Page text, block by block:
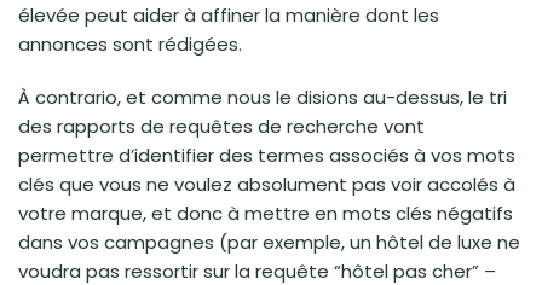
élevée peut aider à affiner la manière dont les
annonces sont rédigées.
À contrario, et comme nous le disions au-dessus, le tri
des rapports de requêtes de recherche vont
permettre d’identifier des termes associés à vos mots
clés que vous ne voulez absolument pas voir accolés à
votre marque, et donc à mettre en mots clés négatifs
dans vos campagnes (par exemple, un hôtel de luxe ne
voudra pas ressortir sur la requête “hôtel pas cher” –